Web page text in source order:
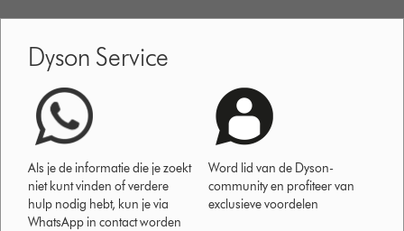
Dyson Service
Als je de informatie die je zoekt
niet kunt vinden of verdere
hulp nodig hebt, kun je via
WhatsApp in contact worden
Word lid van de Dyson-
community en profiteer van
exclusieve voordelen